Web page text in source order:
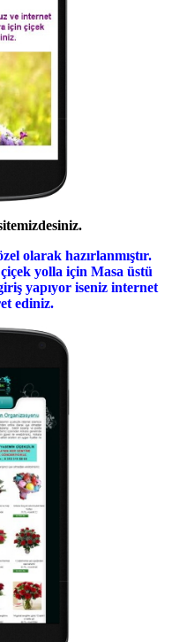
olarak hazırlanmıştır.
yolla için Masa üstü
yapıyor iseniz internet
ediniz.